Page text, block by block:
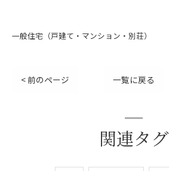
一般住宅（戸建て・マンション・別荘）
< 前のページ 一覧に戻る
関連タグ